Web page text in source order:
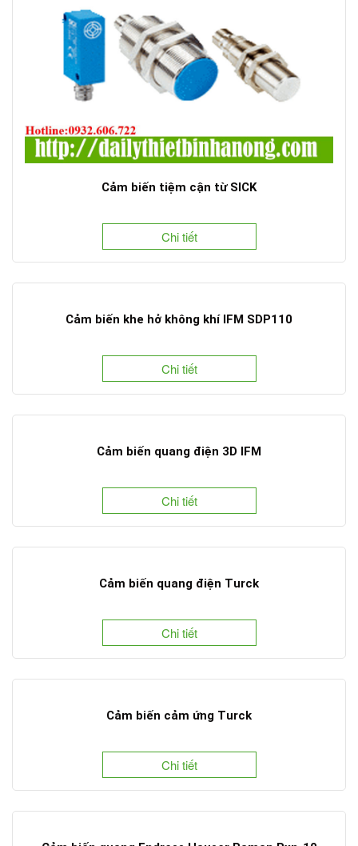
Cảm biến tiệm cận từ SICK
Chi tiết
Cảm biến khe hở không khí IFM SDP110
Chi tiết
Cảm biến quang điện 3D IFM
Chi tiết
Cảm biến quang điện Turck
Chi tiết
Cảm biến cảm ứng Turck
Chi tiết